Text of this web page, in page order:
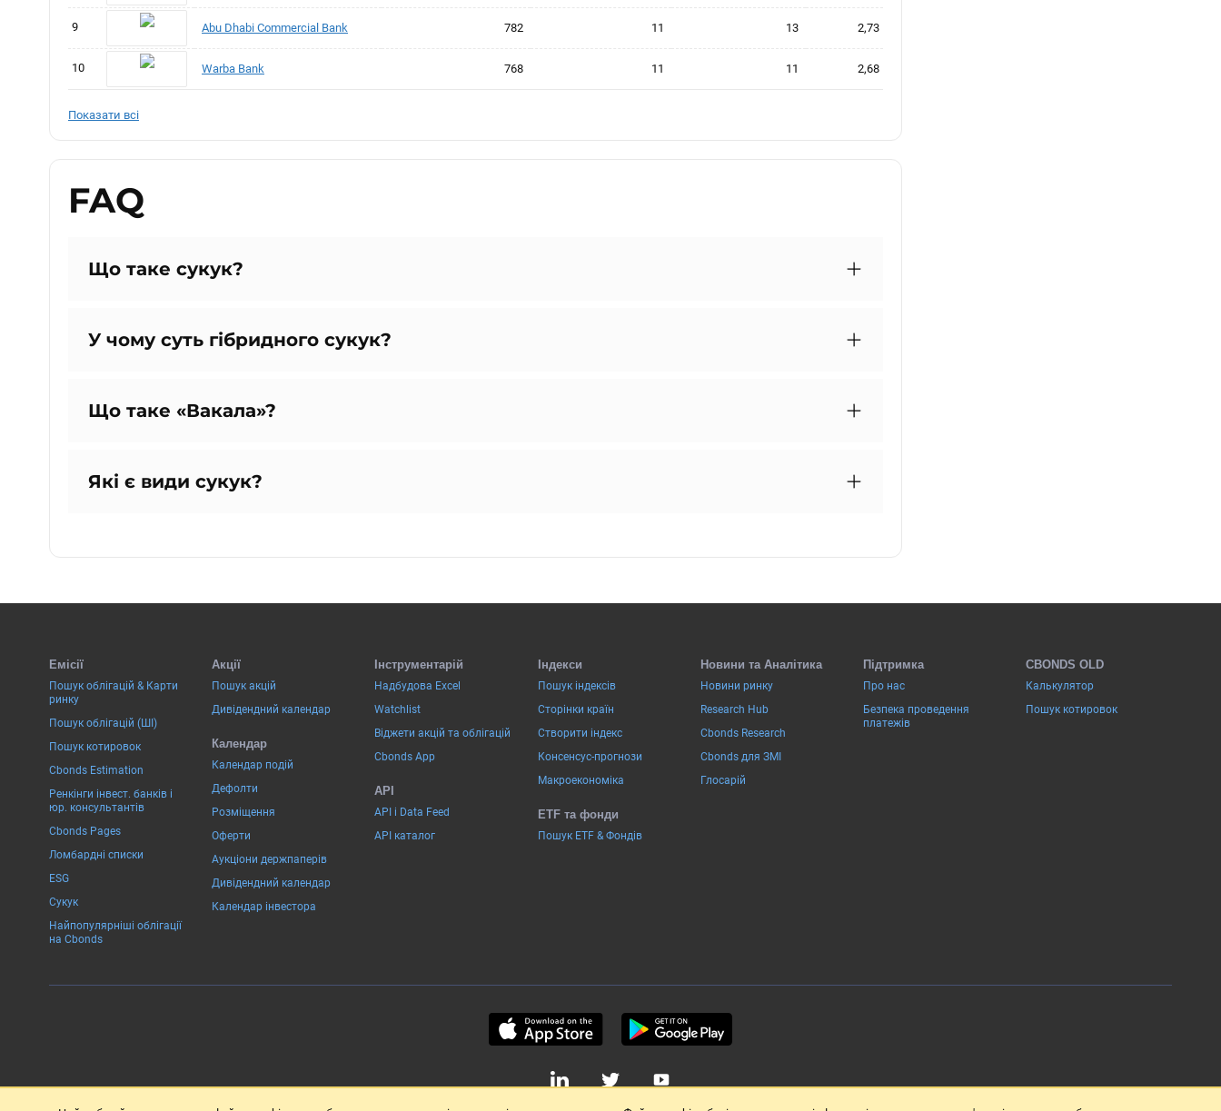
9 Abu Dhabi Commercial Bank 782 11 13 2,73
10 Warba Bank 768 11 11 2,68
Показати всі
FAQ
Що таке сукук?
У чому суть гібридного сукук?
Що таке «Вакала»?
Які є види сукук?
Емісії
Пошук облігацій & Карти
ринку
Пошук облігацій (ШІ)
Пошук котировок
Cbonds Estimation
Ренкінги інвест. банків і
юр. консультантів
Cbonds Pages
Ломбардні списки
ESG
Сукук
Найпопулярніші облігації
на Cbonds
Акції
Пошук акцій
Дивідендний календар
Календар
Календар подій
Дефолти
Розміщення
Оферти
Аукціони держпаперів
Дивідендний календар
Календар інвестора
Інструментарій
Надбудова Excel
Watchlist
Віджети акцій та облігацій
Cbonds App
API
API і Data Feed
API каталог
Індекси
Пошук індексів
Сторінки країн
Створити індекс
Консенсус-прогнози
Макроекономіка
ETF та фонди
Пошук ETF & Фондів
Новини та Аналітика
Новини ринку
Research Hub
Cbonds Research
Cbonds для ЗМІ
Глосарій
Підтримка
Про нас
Безпека проведення
платежів
CBONDS OLD
Калькулятор
Пошук котировок